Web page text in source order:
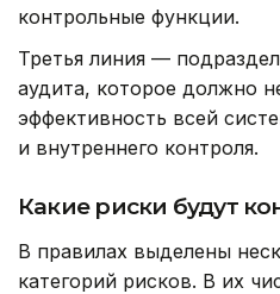
контрольные функции.
Третья линия —
аудита, которое должно
эффективность всей
и внутреннего контроля.
Какие риски будут
В правилах выделены
категорий рисков. В их